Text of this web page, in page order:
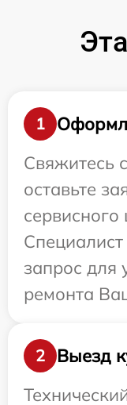
1
Свяжитесь
оставьте
сервисного
запрос для
ремонта
2
Выезд